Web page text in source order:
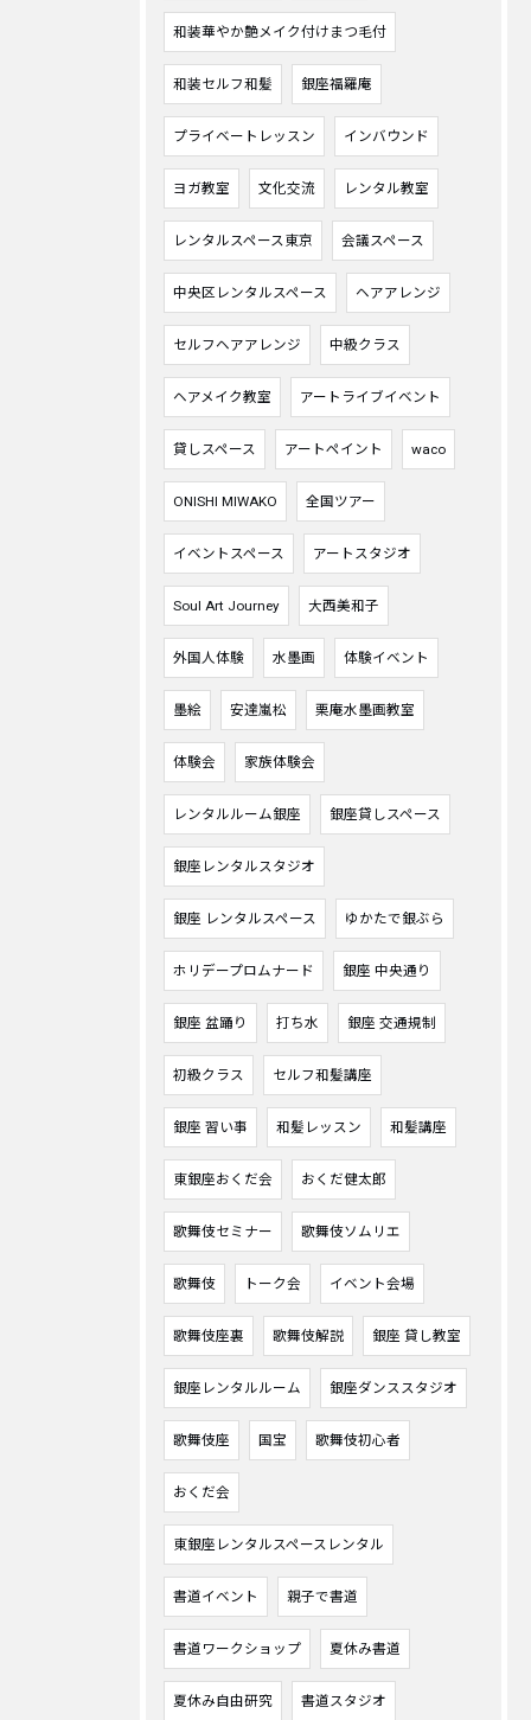
和装華やか艶メイク付けまつ毛付
和装セルフ和髪 銀座福羅庵
プライベートレッスン インバウンド
ヨガ教室 文化交流 レンタル教室
レンタルスペース東京 会議スペース
中央区レンタルスペース ヘアアレンジ
セルフヘアアレンジ 中級クラス
ヘアメイク教室 アートライブイベント
貸しスペース アートペイント waco
ONISHI MIWAKO 全国ツアー
イベントスペース アートスタジオ
Soul Art Journey 大西美和子
外国人体験 水墨画 体験イベント
墨絵 安達嵐松 栗庵水墨画教室
体験会 家族体験会
レンタルルーム銀座 銀座貸しスペース
銀座レンタルスタジオ
銀座 レンタルスペース ゆかたで銀ぶら
ホリデープロムナード 銀座 中央通り
銀座 盆踊り 打ち水 銀座 交通規制
初級クラス セルフ和髪講座
銀座 習い事 和髪レッスン 和髪講座
東銀座おくだ会 おくだ健太郎
歌舞伎セミナー 歌舞伎ソムリエ
歌舞伎 トーク会 イベント会場
歌舞伎座裏 歌舞伎解説 銀座 貸し教室
銀座レンタルルーム 銀座ダンススタジオ
歌舞伎座 国宝 歌舞伎初心者
おくだ会
東銀座レンタルスペースレンタル
書道イベント 親子で書道
書道ワークショップ 夏休み書道
夏休み自由研究 書道スタジオ